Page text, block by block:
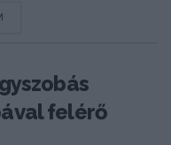
felérő